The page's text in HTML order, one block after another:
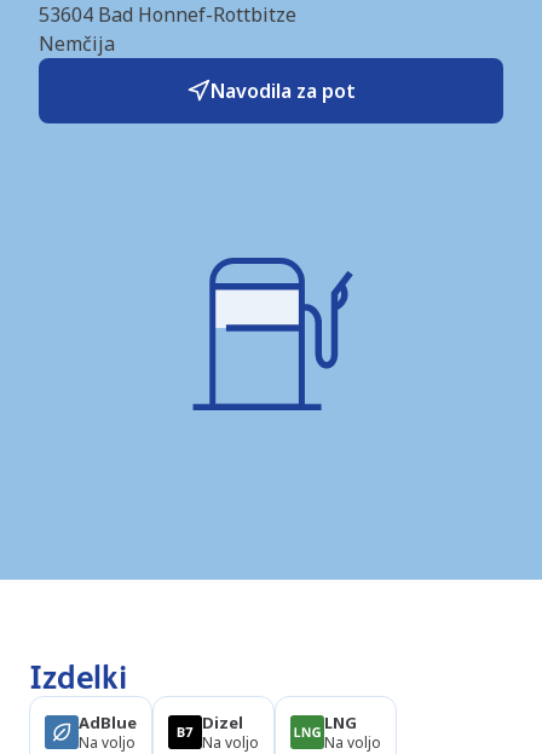
53604 Bad Honnef-Rottbitze
Nemčija
Navodila za pot
Izdelki
AdBlue
Na voljo
Dizel
Na voljo
LNG
Na voljo